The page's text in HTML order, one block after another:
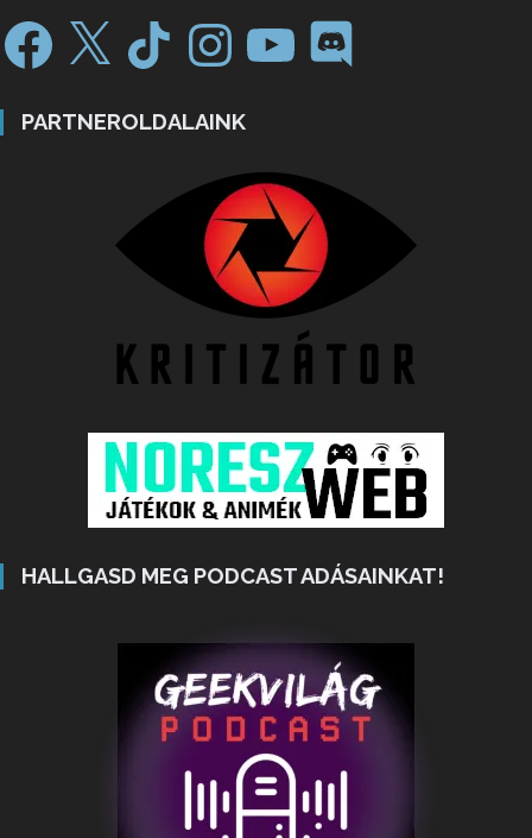
PARTNEROLDALAINK
HALLGASD MEG PODCAST ADÁSAINKAT!